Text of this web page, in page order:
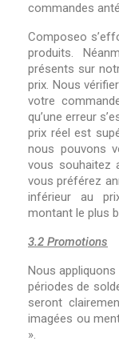
commandes
Composeo
produits.
présents sur
prix. Nous
votre
qu’une erreur
prix réel est
nous pouvons
vous souhaitez
vous préférez
inférieur au
montant le plus
3.2 Promotions
Nous
périodes de
seront
imagées ou
».